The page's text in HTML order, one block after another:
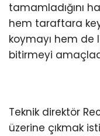
tamamladığını
hem taraftara
koymayı hem de
bitirmeyi
Teknik direktör
üzerine çıkmak